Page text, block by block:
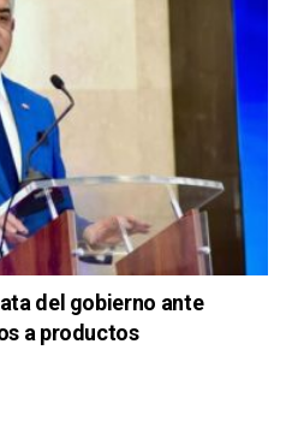
del gobierno ante
a productos